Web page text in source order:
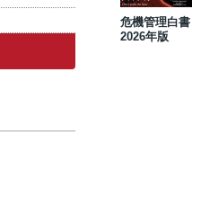
危機管理白書
2026年版